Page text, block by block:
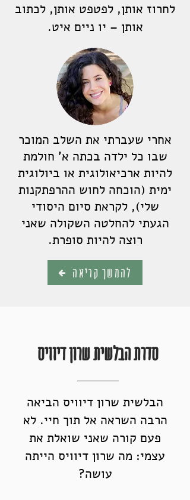
לחרוז אותן, לפטפט אותן, לכתוב
אותן – יו ניים איט.
אחרי שעברתי את השלב המוכר
שבו כל ילדה בכתה א' חולמת
להיות ארכיאולוגית או ביולוגית
ימית (הוכחה לחוש ההרפתקנות
שלי), לקראת סיום היסודי
הגעתי להחלטה השקולה שאני
רוצה להיות סופרת.
להמשך קריאה
סדרת הבלשית שרון דיוויס
הבלשית שרון דיוויס הביאה
הרבה השראה אל תוך חיי. לא
פעם קורה שאני שואלת את
עצמי: מה שרון דיוויס הייתה
עושה?